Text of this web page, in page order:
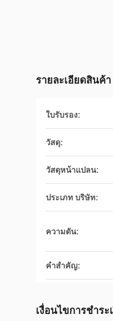
รายละเอียดสินค้า
ใบรับรอง:
วัสดุ:
วัสดุหน้าแปลน:
ประเภท บริษัท:
ความดัน:
คำสำคัญ:
เงื่อนไขการชำร